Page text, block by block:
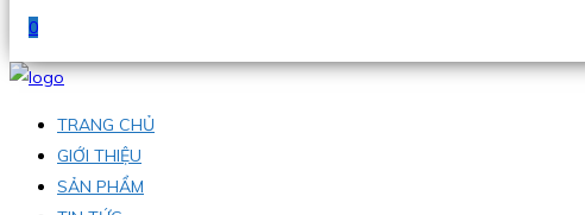
0
TRANG CHỦ
GIỚI THIỆU
SẢN PHẨM